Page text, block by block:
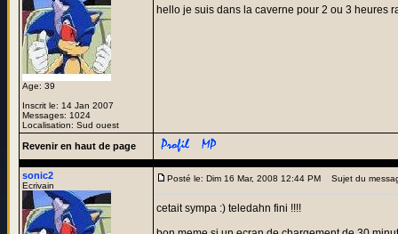
Age: 39
Inscrit le: 14 Jan 2007
Messages: 1024
Localisation: Sud ouest
hello je suis dans la caverne pour 2 ou 3 heures
Revenir en haut de page
sonic2
Ecrivain
Posté le: Dim 16 Mar, 2008 12:44 PM Sujet du
cetait sympa :) teledahn fini !!!!